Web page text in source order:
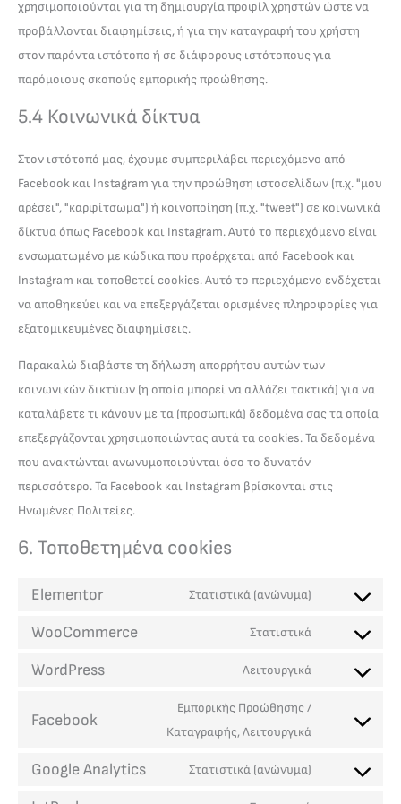
χρησιμοποιούνται για τη δημιουργία προφίλ χρηστών ώστε να
προβάλλονται διαφημίσεις, ή για την καταγραφή του χρήστη
στον παρόντα ιστότοπο ή σε διάφορους ιστότοπους για
παρόμοιους σκοπούς εμπορικής προώθησης.
5.4 Κοινωνικά δίκτυα
Στον ιστότοπό μας, έχουμε συμπεριλάβει περιεχόμενο από
Facebook και Instagram για την προώθηση ιστοσελίδων (π.χ. "μου
αρέσει", "καρφίτσωμα") ή κοινοποίηση (π.χ. "tweet") σε κοινωνικά
δίκτυα όπως Facebook και Instagram. Αυτό το περιεχόμενο είναι
ενσωματωμένο με κώδικα που προέρχεται από Facebook και
Instagram και τοποθετεί cookies. Αυτό το περιεχόμενο ενδέχεται
να αποθηκεύει και να επεξεργάζεται ορισμένες πληροφορίες για
εξατομικευμένες διαφημίσεις.
Παρακαλώ διαβάστε τη δήλωση απορρήτου αυτών των
κοινωνικών δικτύων (η οποία μπορεί να αλλάζει τακτικά) για να
καταλάβετε τι κάνουν με τα (προσωπικά) δεδομένα σας τα οποία
επεξεργάζονται χρησιμοποιώντας αυτά τα cookies. Τα δεδομένα
που ανακτώνται ανωνυμοποιούνται όσο το δυνατόν
περισσότερο. Τα Facebook και Instagram βρίσκονται στις
Ηνωμένες Πολιτείες.
6. Τοποθετημένα cookies
Elementor Στατιστικά (ανώνυμα)
WooCommerce Στατιστικά
WordPress Λειτουργικά
Facebook
Εμπορικής Προώθησης /
Καταγραφής, Λειτουργικά
Google Analytics Στατιστικά (ανώνυμα)